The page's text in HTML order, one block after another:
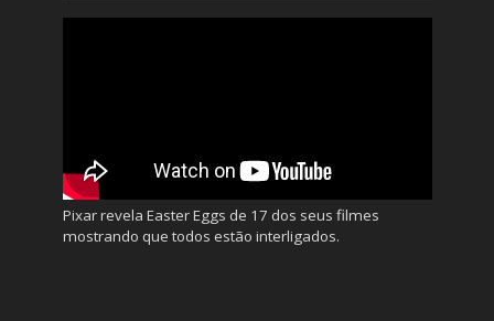
Pixar revela Easter Eggs de 17 dos seus filmes
mostrando que todos estão interligados.